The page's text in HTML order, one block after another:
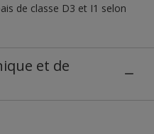
de classe D3 et I1 selon
et de